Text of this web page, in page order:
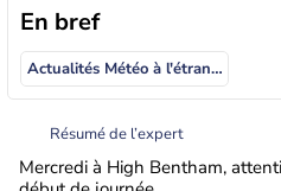
En bref
Actualités Météo à l'étranger
Résumé de l’expert
Mercredi à High Bentham,